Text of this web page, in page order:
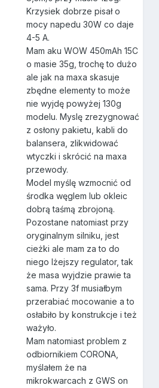
Krzysiek dobrze pisał o
mocy napedu 30W co daje
4-5 A.
Mam aku WOW 450mAh 15C
o masie 35g, trochę to dużo
ale jak na maxa skasuje
zbędne elementy to może
nie wyjdę powyżej 130g
modelu. Myslę zrezygnować
z osłony pakietu, kabli do
balansera, zlikwidować
wtyczki i skrócić na maxa
przewody.
Model myślę wzmocnić od
środka węglem lub okleic
dobrą taśmą zbrojoną.
Pozostane natomiast przy
oryginalnym silniku, jest
cieżki ale mam za to do
niego lżejszy regulator, tak
że masa wyjdzie prawie ta
sama. Przy 3f musiałbym
przerabiać mocowanie a to
osłabiło by konstrukcje i też
ważyło.
Mam natomiast problem z
odbiornikiem CORONA,
myślałem że na
mikrokwarcach z GWS on